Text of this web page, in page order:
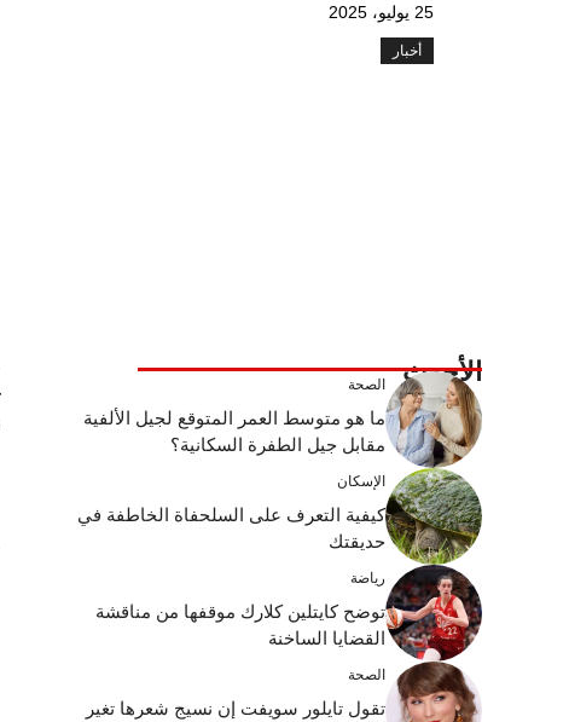
25 يوليو، 2025
أخبار
الأحدث الصحة
ما هو متوسط ​​العمر المتوقع لجيل الألفية
مقابل جيل الطفرة السكانية؟
الإسكان
كيفية التعرف على السلحفاة الخاطفة في
حديقتك
رياضة
توضح كايتلين كلارك موقفها من مناقشة
القضايا الساخنة
الصحة
تقول تايلور سويفت إن نسيج شعرها تغير